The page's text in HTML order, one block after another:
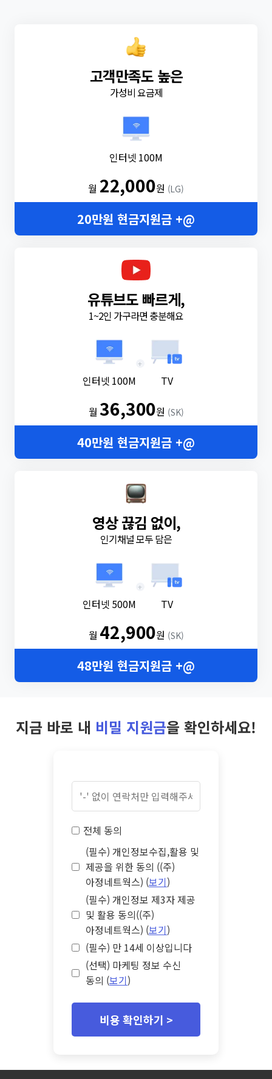
고객만족도 높은
가성비 요금제
인터넷 100M
월 22,000원 (LG)
20만원 현금지원금 +@
유튜브도 빠르게,
1~2인 가구라면 충분해요
인터넷 100M
+
TV
월36,300원 (SK)
40만원 현금지원금 +@
영상 끊김 없이,
인기채널 모두 담은
인터넷 500M
+
TV
월 42,900원 (SK)
48만원 현금지원금 +@
지금 바로 내 비밀 지원금을 확인하세요!
전체 동의
(필수) 개인정보수집,활용 및
제공을 위한 동의 ((주)
아정네트웍스) (보기)
(필수) 개인정보 제3자 제공
및 활용 동의((주)
아정네트웍스) (보기)
(필수) 만 14세 이상입니다
(선택) 마케팅 정보 수신
동의 (보기)
비용 확인하기 >